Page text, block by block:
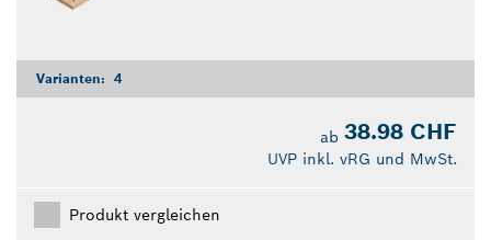
Varianten: 4
ab 38.98 CHF
UVP inkl. vRG und MwSt.
Produkt vergleichen